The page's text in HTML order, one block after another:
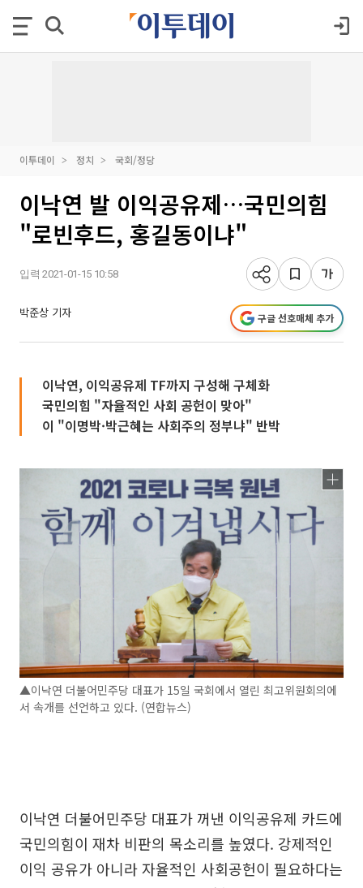
이투데이 정치 국회/정당
이낙연 발 이익공유제…국민의힘
"로빈후드, 홍길동이냐"
입력 2021-01-15 10:58
박준상 기자 구글 선호매체 추가
이낙연, 이익공유제 TF까지 구성해 구체화
국민의힘 "자율적인 사회 공헌이 맞아"
이 "이명박·박근혜는 사회주의 정부냐" 반박
▲이낙연 더불어민주당 대표가 15일 국회에서 열린 최고위원회의에
서 속개를 선언하고 있다. (연합뉴스)
이낙연 더불어민주당 대표가 꺼낸 이익공유제 카드에
국민의힘이 재차 비판의 목소리를 높였다. 강제적인
이익 공유가 아니라 자율적인 사회공헌이 필요하다는